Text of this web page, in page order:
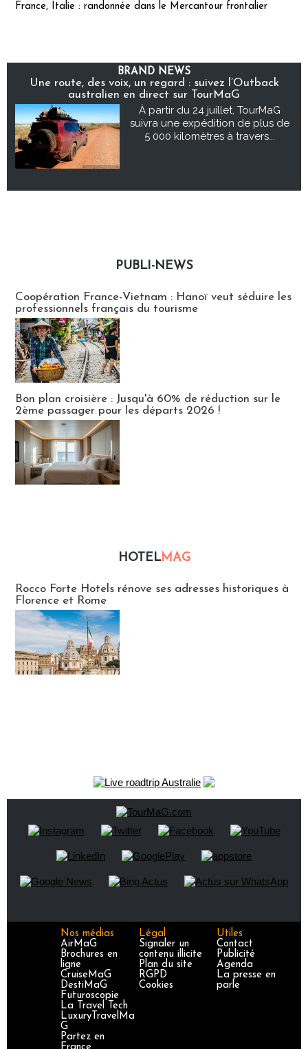
France, Italie : randonnée dans le Mercantour frontalier
BRAND NEWS
Une route, des voix, un regard : suivez l’Outback
australien en direct sur TourMaG
À partir du 24 juillet, TourMaG
suivra une expédition de plus de
5 000 kilomètres à travers...
PUBLI-NEWS
Coopération France-Vietnam : Hanoï veut séduire les
professionnels français du tourisme
Bon plan croisière : Jusqu'à 60% de réduction sur le
2ème passager pour les départs 2026 !
HOTELMAG
Rocco Forte Hotels rénove ses adresses historiques à
Florence et Rome
Nos médias
AirMaG
Brochures en
ligne
CruiseMaG
DestiMaG
Futuroscopie
La Travel Tech
LuxuryTravelMa
G
Partez en
Légal
Signaler un
contenu illicite
Plan du site
RGPD
Cookies
Utiles
Contact
Publicité
Agenda
La presse en
parle